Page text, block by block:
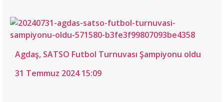
Agdaş, SATSO Futbol Turnuvası Şampiyonu oldu
31 Temmuz 2024 15:09